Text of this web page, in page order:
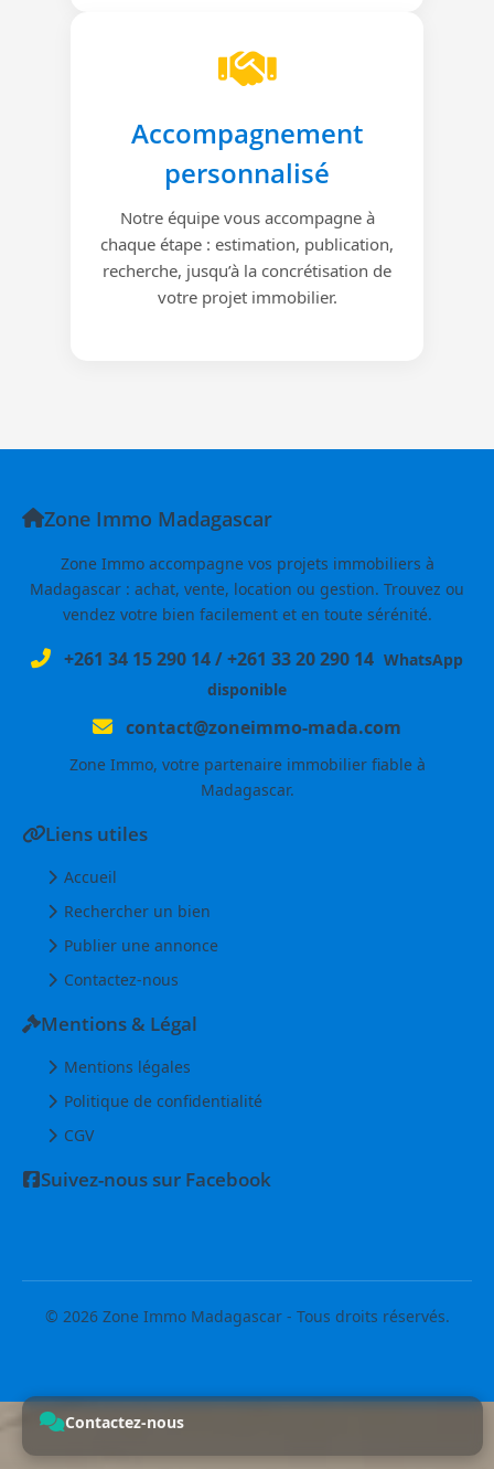
Accompagnement
personnalisé
Notre équipe vous accompagne à
chaque étape : estimation, publication,
recherche, jusqu’à la concrétisation de
votre projet immobilier.
Zone Immo Madagascar
Zone Immo accompagne vos projets immobiliers à
Madagascar : achat, vente, location ou gestion. Trouvez ou
vendez votre bien facilement et en toute sérénité.
+261 34 15 290 14/+261 33 20 290 14 WhatsApp
disponible
contact@zoneimmo-mada.com
Zone Immo, votre partenaire immobilier fiable à
Madagascar.
Liens utiles
Accueil
Rechercher un bien
Publier une annonce
Contactez-nous
Mentions & Légal
Mentions légales
Politique de confidentialité
CGV
Suivez-nous sur Facebook
© 2026 Zone Immo Madagascar - Tous droits réservés.
Contactez-nous